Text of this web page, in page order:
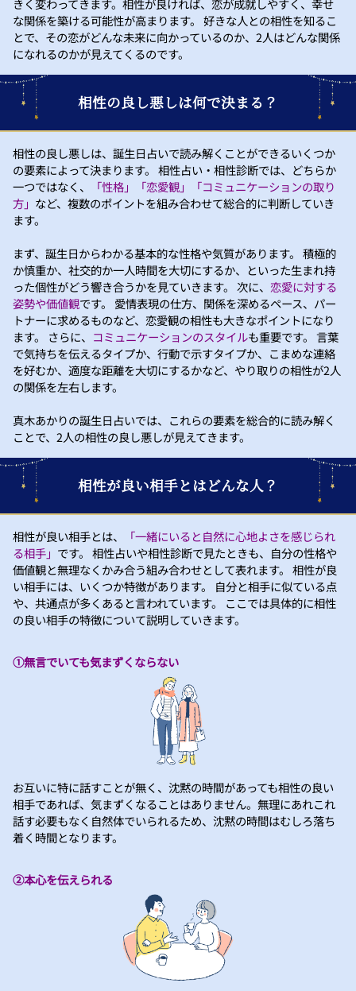
な関係を築ける可能性が高まります。 好きな人との相性を知るこ
とで、その恋がどんな未来に向かっているのか、2人はどんな関係
になれるのかが見えてくるのです。
相性の良し悪しは何で決まる？
相性の良し悪しは、誕生日占いで読み解くことができるいくつか
の要素によって決まります。 相性占い・相性診断では、どちらか
一つではなく、
「性格」「恋愛観」「コミュニケーションの取り
方」 など、複数のポイントを組み合わせて総合的に判断していき
ます。
まず、誕生日からわかる基本的な性格や気質があります。 積極的
か慎重か、社交的か一人時間を大切にするか、といった生まれ持
った個性がどう響き合うかを見ていきます。 次に、 恋愛に対する
姿勢や価値観です。 愛情表現の仕方、関係を深めるペース、パー
トナーに求めるものなど、恋愛観の相性も大きなポイントになり
ます。 さらに、 コミュニケーションのスタイルも重要です。 言葉
で気持ちを伝えるタイプか、行動で示すタイプか、こまめな連絡
を好むか、適度な距離を大切にするかなど、やり取りの相性が2人
の関係を左右します。
真木あかりの誕生日占いでは、これらの要素を総合的に読み解く
ことで、2人の相性の良し悪しが見えてきます。
相性が良い相手とはどんな人？
相性が良い相手とは、
「一緒にいると自然に心地よさを感じられ
る相手」 です。 相性占いや相性診断で見たときも、自分の性格や
価値観と無理なくかみ合う組み合わせとして表れます。 相性が良
い相手には、いくつか特徴があります。 自分と相手に似ている点
や、共通点が多くあると言われています。 ここでは具体的に相性
の良い相手の特徴について説明していきます。
①無言でいても気まずくならない
お互いに特に話すことが無く、沈黙の時間があっても相性の良い
相手であれば、気まずくなることはありません。無理にあれこれ
話す必要もなく自然体でいられるため、沈黙の時間はむしろ落ち
着く時間となります。
②本心を伝えられる